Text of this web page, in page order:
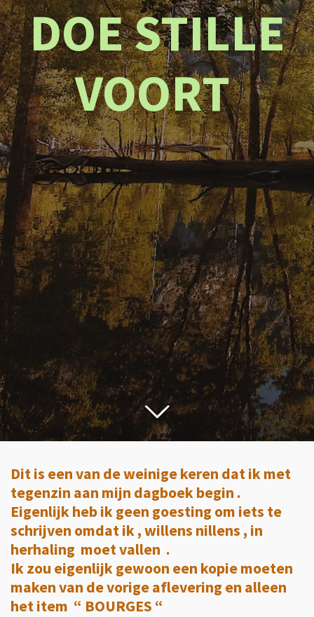
DOE STILLE
VOORT
Dit is een van de weinige keren dat ik met
tegenzin aan mijn dagboek begin .
Eigenlijk heb ik geen goesting om iets te
schrijven omdat ik , willens nillens , in
herhaling moet vallen .
Ik zou eigenlijk gewoon een kopie moeten
maken van de vorige aflevering en alleen
het item “ BOURGES “